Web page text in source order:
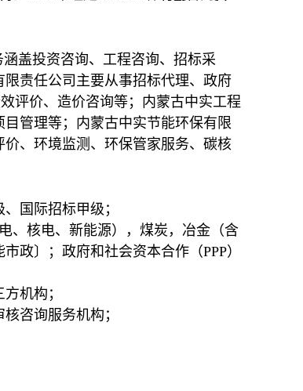
盖投资咨询、工程咨询、招标采
责任公司主要从事招标代理、政府
评价、造价咨询等；内蒙古中实工程
管理等；内蒙古中实节能环保有限
、环境监测、环保管家服务、碳核
国际招标甲级；
、核电、新能源），煤炭，冶金（含
政〕；政府和社会资本合作（PPP）
机构；
咨询服务机构；